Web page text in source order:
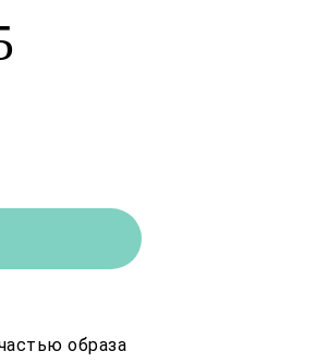
образа